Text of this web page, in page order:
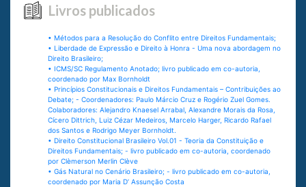
Livros publicados
• Métodos para a Resolução do Conflito entre Direitos Fundamentais;
• Liberdade de Expressão e Direito à Honra - Uma nova abordagem no
Direito Brasileiro;
• ICMS/SC Regulamento Anotado; livro publicado em co-autoria,
coordenado por Max Bornholdt
• Princípios Constitucionais e Direitos Fundamentais – Contribuições ao
Debate; - Coordenadores: Paulo Márcio Cruz e Rogério Zuel Gomes.
Colaboradores: Alejandro Knaesel Arrabal, Alexandre Morais da Rosa,
Cícero Dittrich, Luiz Cézar Medeiros, Marcelo Harger, Ricardo Rafael
dos Santos e Rodrigo Meyer Bornholdt.
• Direito Constitucional Brasileiro Vol.01 - Teoria da Constituição e
Direitos Fundamentais; - livro publicado em co-autoria, coordenado
por Clèmerson Merlin Clève
• Gás Natural no Cenário Brasileiro; - livro publicado em co-autoria,
coordenado por Maria D’ Assunção Costa